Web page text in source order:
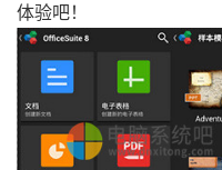
体验吧！